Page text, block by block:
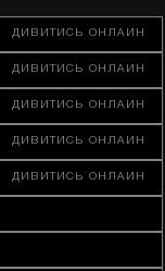
ДИВИТИСЬ ОНЛАЙН
ДИВИТИСЬ ОНЛАЙН
ДИВИТИСЬ ОНЛАЙН
ДИВИТИСЬ ОНЛАЙН
ДИВИТИСЬ ОНЛАЙН